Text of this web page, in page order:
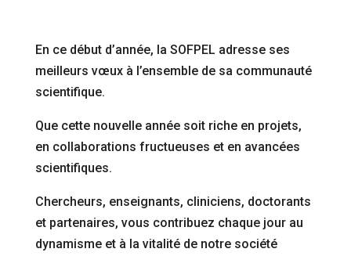
En ce début d’année, la SOFPEL adresse ses
meilleurs vœux à l’ensemble de sa communauté
scientifique.
Que cette nouvelle année soit riche en projets,
en collaborations fructueuses et en avancées
scientifiques.
Chercheurs, enseignants, cliniciens, doctorants
et partenaires, vous contribuez chaque jour au
dynamisme et à la vitalité de notre société